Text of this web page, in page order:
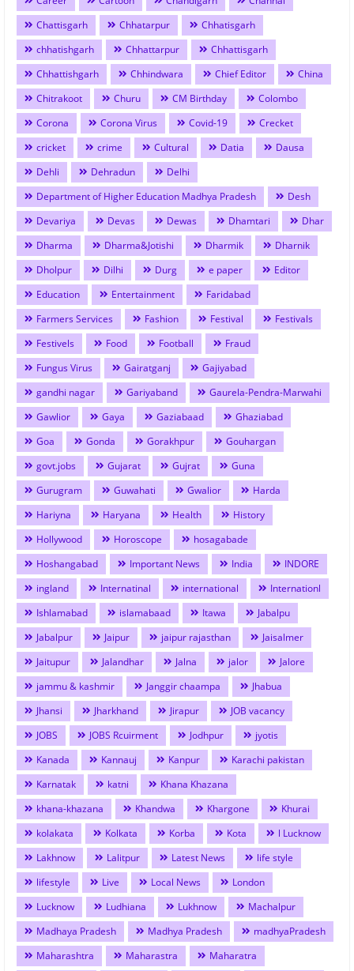
Chattisgarh
Chhatarpur
Chhatisgarh
chhatishgarh
Chhattarpur
Chhattisgarh
Chhattishgarh
Chhindwara Chief Editor
China
Chitrakoot
Churu CM Birthday
Colombo
Corona
Corona Virus Covid-19
Crecket
cricket
crime Cultural Datia
Dausa
Dehli
Dehradun
Delhi
Department of Higher Education Madhya Pradesh
Desh
Devariya
Devas Dewas Dhamtari
Dhar
Dharma
Dharma&Jotishi Dharmik
Dharnik
Dholpur
Dilhi Durg e paper
Editor
Education
Entertainment
Faridabad
Farmers Services
Fashion Festival
Festivals
Festivels
Food Football
Fraud
Fungus Virus
Gairatganj
Gajiyabad
gandhi nagar
Gariyaband
Gaurela-Pendra-Marwahi
Gawlior
Gaya Gaziabaad
Ghaziabad
Goa
Gonda Gorakhpur
Gouhargan
govt.jobs
Gujarat Gujrat
Guna
Gurugram
Guwahati Gwalior
Harda
Hariyna
Haryana Health
History
Hollywood
Horoscope
hosagabade
Hoshangabad
Important News India
INDORE
ingland
Internatinal international
Internationl
Ishlamabad
islamabaad Itawa
Jabalpu
Jabalpur
Jaipur jaipur rajasthan
Jaisalmer
Jaitupur
Jalandhar Jalna jalor
Jalore
jammu & kashmir
Janggir chaampa
Jhabua
Jhansi
Jharkhand Jirapur
JOB vacancy
JOBS
JOBS Rcuirment Jodhpur
jyotis
Kanada
Kannauj Kanpur
Karachi pakistan
Karnatak
katni
Khana Khazana
khana-khazana
Khandwa Khargone
Khurai
kolakata
Kolkata Korba Kota
l Lucknow
Lakhnow
Lalitpur Latest News
life style
lifestyle
Live Local News
London
Lucknow
Ludhiana Lukhnow
Machalpur
Madhaya Pradesh
Madhya Pradesh
madhyaPradesh
Maharashtra
Maharastra
Maharatra